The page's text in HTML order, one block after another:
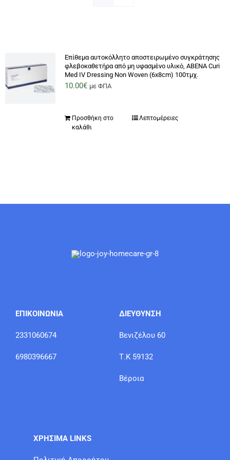
Επίθεμα αυτοκόλλητο αποστειρωμένο συγκράτησης
φλεβοκαθετήρα από μη υφασμένο υλικό, ABENA Curi
Med IV Dressing Non Woven (6x8cm) 100τμχ.
10.00€ με ΦΠΑ
Προσθήκη στο
καλάθι
Λεπτομέρειες
ΕΠΙΚΟΙΝΩΝΙΑ
2331060674
6980396667
ΔΙΕΥΘΥΝΣΗ
Βενιζέλου 60
Τ.Κ 59132
Βέροια
ΧΡΗΣΙΜΑ LINKS